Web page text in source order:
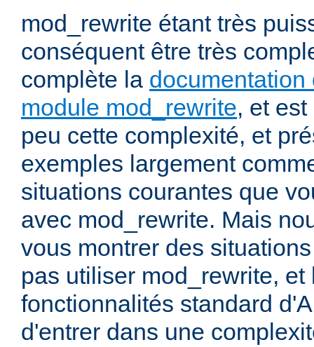
mod_rewrite étant très
conséquent être très
complète la documentation
module mod_rewrite, et
peu cette complexité, et
exemples largement
situations courantes que
avec mod_rewrite. Mais
vous montrer des
pas utiliser mod_rewrite,
fonctionnalités standard
d'entrer dans une